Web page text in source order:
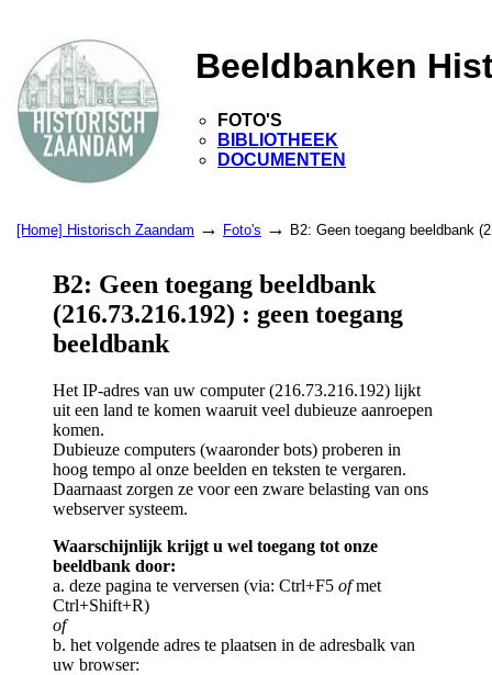
Beeldbanken
FOTO'S
BIBLIOTHEEK
DOCUMENTEN
[Home] Historisch Zaandam → Foto's → B2: Geen toegang beeldbank
B2: Geen toegang beeldbank
(216.73.216.192) : geen toegang
beeldbank
Het IP-adres van uw computer (216.73.216.192) lijkt
uit een land te komen waaruit veel dubieuze aanroepen
komen.
Dubieuze computers (waaronder bots) proberen in
hoog tempo al onze beelden en teksten te vergaren.
Daarnaast zorgen ze voor een zware belasting van ons
webserver systeem.
Waarschijnlijk krijgt u wel toegang tot onze
beeldbank door:
a. deze pagina te verversen (via: Ctrl+F5 ofmet
Ctrl+Shift+R)
of
b. het volgende adres te plaatsen in de adresbalk van
uw browser: